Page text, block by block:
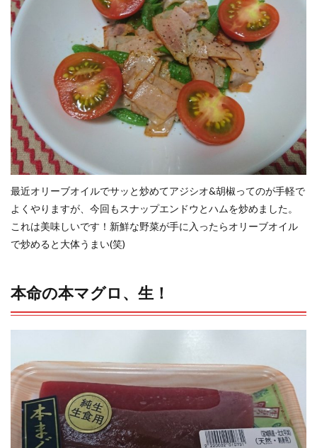
最近オリーブオイルでサッと炒めてアジシオ&胡椒ってのが手軽で
よくやりますが、今回もスナップエンドウとハムを炒めました。
これは美味しいです！新鮮な野菜が手に入ったらオリーブオイル
で炒めると大体うまい(笑)
本命の本マグロ、生！